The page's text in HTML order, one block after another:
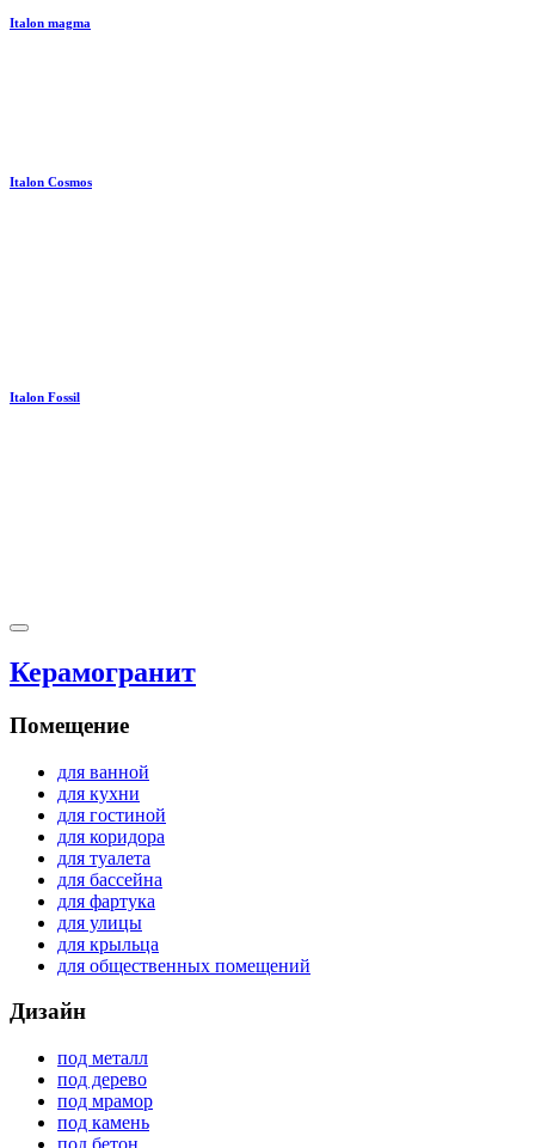
Italon magma
Italon Cosmos
Italon Fossil
Керамогранит
Помещение
для ванной
для кухни
для гостиной
для коридора
для туалета
для бассейна
для фартука
для улицы
для крыльца
для общественных помещений
Дизайн
под металл
под дерево
под мрамор
под камень